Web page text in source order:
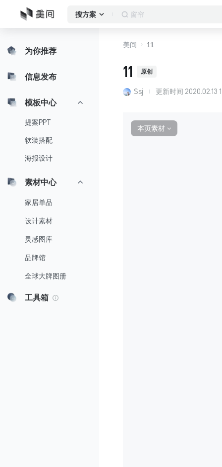
搜方案 作品集
为你推荐
信息发布
模板中心
提案PPT
软装搭配
海报设计
素材中心
家居单品
设计素材
灵感图库
品牌馆
全球大牌图册
工具箱
美间 11
11 原创
Ssj 更新时间 2020.02.13
本页素材 ∨